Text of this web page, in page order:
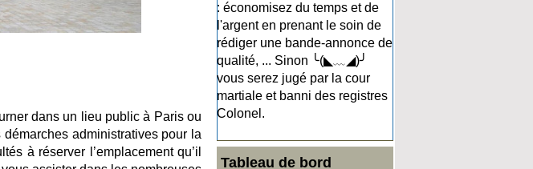
: économisez du temps et de
l'argent en prenant le soin de
rédiger une bande-annonce de
qualité, ... Sinon ╰(◣﹏◢)╯
vous serez jugé par la cour
martiale et banni des registres
Colonel.
Tableau de bord
dans un lieu public à Paris ou
administratives pour la
à réserver l’emplacement qu’il